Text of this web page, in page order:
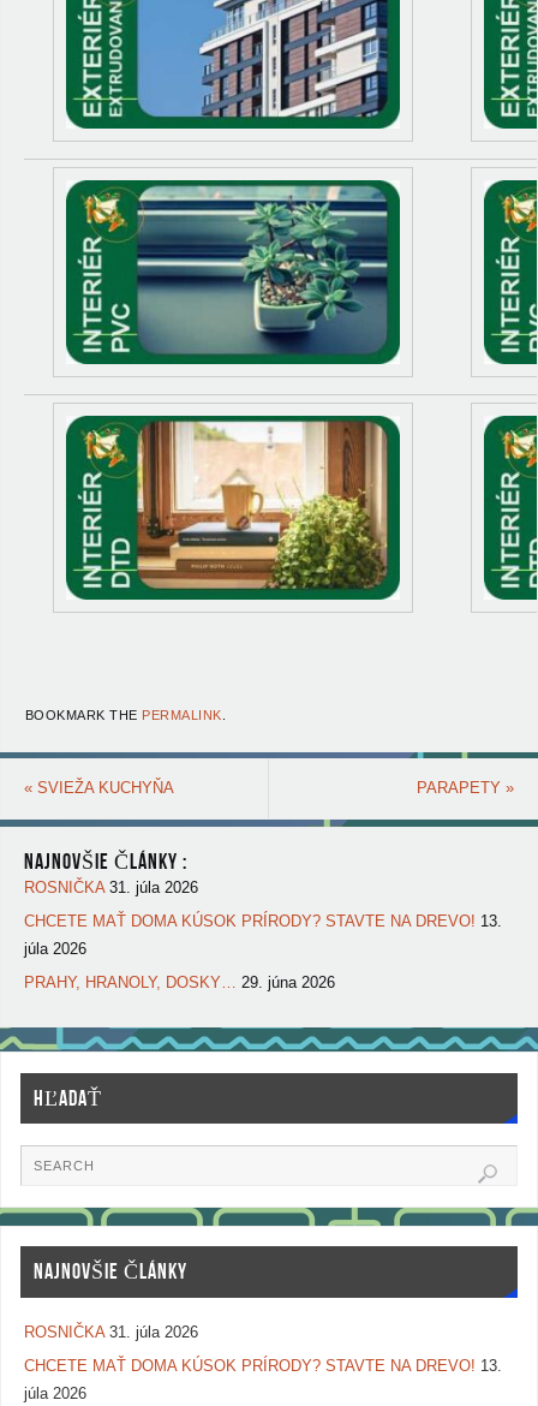
BOOKMARK THE PERMALINK
«SVIEŽA KUCHYŇA PARAPETY»
NAJNOVŠIE ČLÁNKY :
ROSNIČKA 31. júla 2026
CHCETE MAŤ DOMA KÚSOK PRÍRODY? STAVTE NA DREVO! 13.
júla 2026
PRAHY, HRANOLY, DOSKY… 29. júna 2026
HĽADAŤ
NAJNOVŠIE ČLÁNKY
ROSNIČKA 31. júla 2026
CHCETE MAŤ DOMA KÚSOK PRÍRODY? STAVTE NA DREVO! 13.
júla 2026